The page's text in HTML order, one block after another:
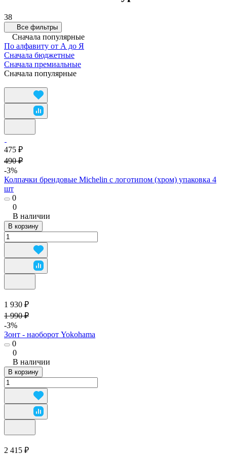
38
Все фильтры
Сначала популярные
По алфавиту от А до Я
Сначала бюджетные
Сначала премиальные
Сначала популярные
475 ₽
490 ₽
-3%
Колпачки брендовые Michelin c логотипом (хром) упаковка 4
шт
0
0
В наличии
В корзину
1 930 ₽
1 990 ₽
-3%
Зонт - наоборот Yokohama
0
0
В наличии
В корзину
2 415 ₽